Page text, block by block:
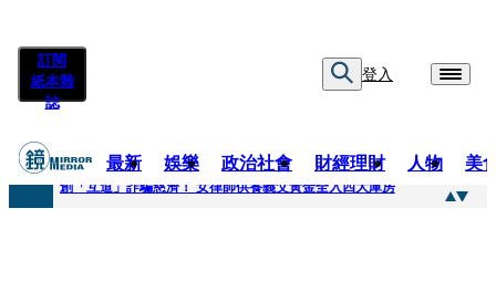
訂閱
紙本雜
誌
登入
最新 娛樂 政治社會 財經理財 人物 美
快訊
創「互道」詐騙慈濟！ 女律師供養義父黃金全入四大庫房